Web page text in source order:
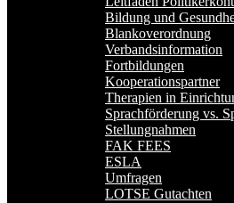
Bildung und
Blankoverordnung
Verbandsinformation
Fortbildungen
Kooperationspartner
Therapien in
Sprachförderung vs.
Stellungnahmen
FAK FEES
ESLA
Umfragen
LOTSE Gutachten